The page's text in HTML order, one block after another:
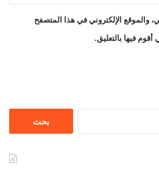
والموقع الإلكتروني في هذا المتصفح
فيها بالتعليق.